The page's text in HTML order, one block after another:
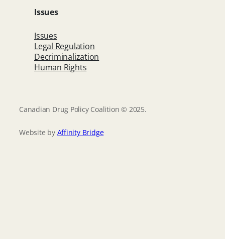
Issues
Issues
Legal Regulation
Decriminalization
Human Rights
Canadian Drug Policy Coalition © 2025.
Website by Affinity Bridge